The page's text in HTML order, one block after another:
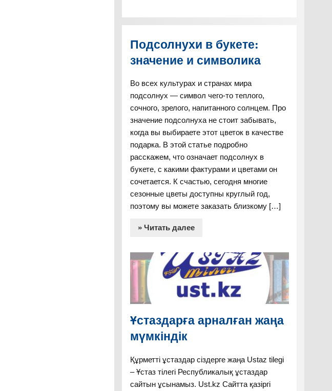
Подсолнухи в букете:
значение и символика
Во всех культурах и странах мира
подсолнух — символ чего-то теплого,
сочного, зрелого, напитанного солнцем. Про
значение подсолнуха не стоит забывать,
когда вы выбираете этот цветок в качестве
подарка. В этой статье подробно
расскажем, что означает подсолнух в
букете, с какими фактурами и цветами он
сочетается. К счастью, сегодня многие
сезонные цветы доступны круглый год,
поэтому вы можете заказать близкому […]
» Читать далее
Ұстаздарға арналған жаңа
мүмкіндік
Құрметті ұстаздар сіздерге жаңа Ustaz tilegi
– Ұстаз тілегі Республикалық ұстаздар
сайтын ұсынамыз. Ust.kz Сайтта қазіргі